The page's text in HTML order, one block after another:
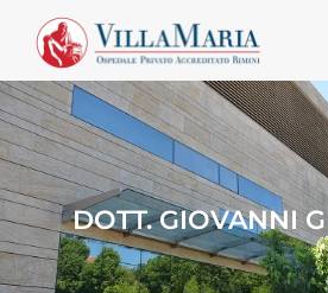
DOTT. GIOVANNI